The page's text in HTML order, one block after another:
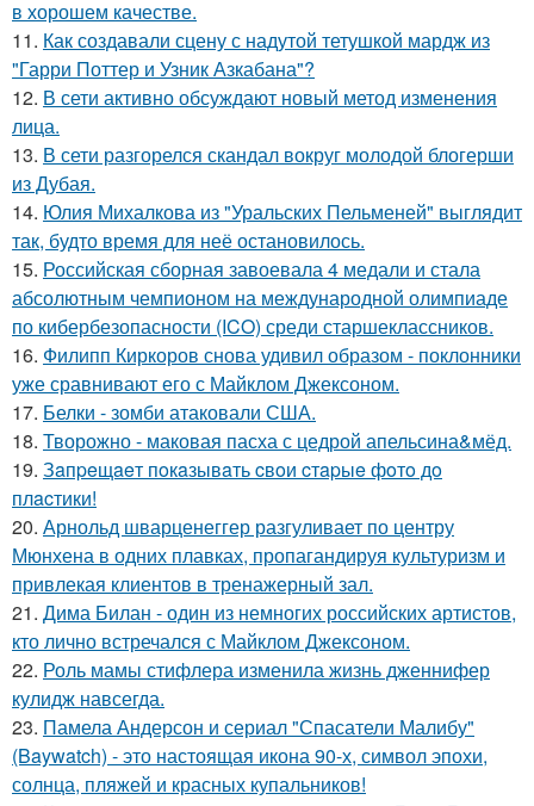
в хорошем качестве.
11. Как создавали сцену с надутой тетушкой мардж из
"Гарри Поттер и Узник Азкабана"?
12. В сети активно обсуждают новый метод изменения
лица.
13. В сети разгорелся скандал вокруг молодой блогерши
из Дубая.
14. Юлия Михалкова из "Уральских Пельменей" выглядит
так, будто время для неё остановилось.
15. Российская сборная завоевала 4 медали и стала
абсолютным чемпионом на международной олимпиаде
по кибербезопасности (ICO) среди старшеклассников.
16. Филипп Киркоров снова удивил образом - поклонники
уже сравнивают его с Майклом Джексоном.
17. Белки - зомби атаковали США.
18. Творожно - маковая пасха с цедрой апельсина&мёд.
19. Зaпpeщaeт пoкaзывaть cвoи cтapыe фoтo дo
плacтики!
20. Арнольд шварценеггер разгуливает по центру
Мюнхена в одних плавках, пропагандируя культуризм и
привлекая клиентов в тренажерный зал.
21. Дима Билан - один из немногих российских артистов,
кто лично встречался с Майклом Джексоном.
22. Роль мамы стифлера изменила жизнь дженнифер
кулидж навсегда.
23. Памела Андерсон и сериал "Спасатели Малибу"
(Baywatch) - это настоящая икона 90-х, символ эпохи,
солнца, пляжей и красных купальников!